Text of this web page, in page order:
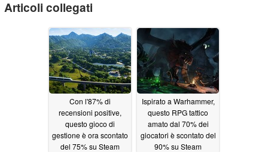
Articoli collegati
Con l'87% di
recensioni positive,
questo gioco di
gestione è ora scontato
del 75% su Steam
Ispirato a Warhammer,
questo RPG tattico
amato dal 70% dei
giocatori è scontato del
90% su Steam